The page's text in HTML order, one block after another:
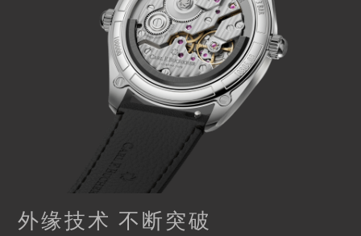
外缘技术 不断突破